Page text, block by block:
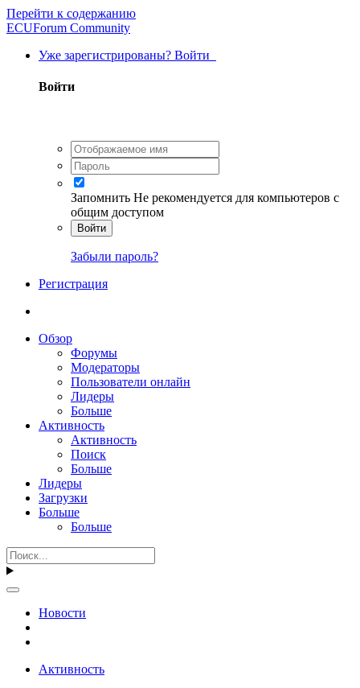
Перейти к содержанию
ECUForum Community
Уже зарегистрированы? Войти
Войти
Запомнить Не рекомендуется для компьютеров с
общим доступом
Войти
Забыли пароль?
Регистрация
Обзор
Форумы
Модераторы
Пользователи онлайн
Лидеры
Больше
Активность
Активность
Поиск
Больше
Лидеры
Загрузки
Больше
Больше
Новости
Активность